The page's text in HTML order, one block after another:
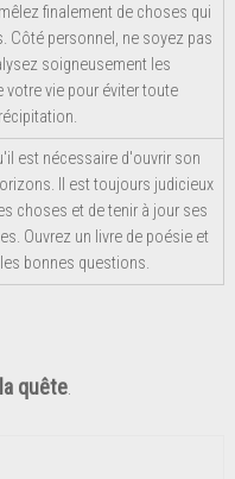
finalement de choses qui
Côté personnel, ne soyez pas
soigneusement les
votre vie pour éviter toute
est nécessaire d'ouvrir son
Il est toujours judicieux
choses et de tenir à jour ses
Ouvrez un livre de poésie et
bonnes questions.
quête.